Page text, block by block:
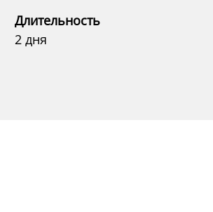
с
Длительность
2 дня